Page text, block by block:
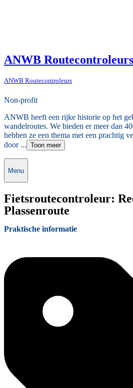
ANWB
ANWB Routecontroleurs
Non-profit
ANWB heeft een rijke historie op het
wandelroutes. We bieden er meer dan
hebben ze een thema met een prachtig
door ... Toon meer
Menu
Fietsroutecontroleur:
Plassenroute
Praktische informatie